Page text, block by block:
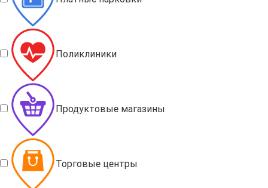
Поликлиники
Продуктовые магазины
Торговые центры